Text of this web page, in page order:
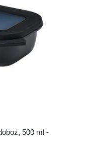
500 ml -